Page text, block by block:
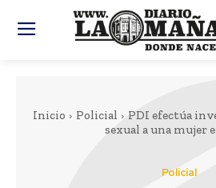
Inicio Policial
PDI efectúa
sexual a una mujer
Policial